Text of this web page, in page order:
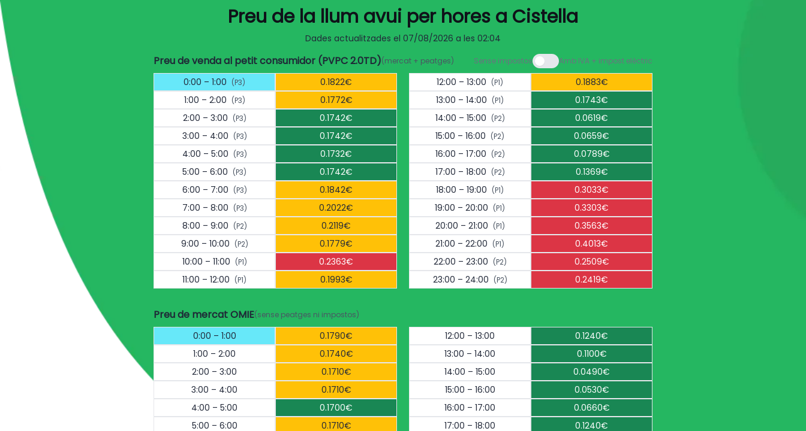
Preu de la llum avui per hores a Cistella
Dades actualitzades el 07/08/2026 a les 02:04
Preu de venda al petit consumidor (PVPC 2.0TD)(mercat + peatges) Sense impostos Amb IVA + impost elèctric
0:00 – 1:00 (P3)
0.1822€
1:00 – 2:00 (P3)
0.1772€
2:00 – 3:00 (P3)
0.1742€
3:00 – 4:00 (P3)
0.1742€
4:00 – 5:00 (P3)
0.1732€
5:00 – 6:00 (P3)
0.1742€
6:00 – 7:00 (P3)
0.1842€
7:00 – 8:00 (P3)
0.2022€
8:00 – 9:00 (P2)
0.2119€
9:00 – 10:00 (P2)
0.1779€
10:00 – 11:00 (P1)
0.2363€
11:00 – 12:00 (P1) 0.1993€
12:00 – 13:00 (P1)
0.1883€
13:00 – 14:00 (P1)
0.1743€
14:00 – 15:00 (P2)
0.0619€
15:00 – 16:00 (P2)
0.0659€
16:00 – 17:00 (P2)
0.0789€
17:00 – 18:00 (P2)
0.1369€
18:00 – 19:00 (P1)
0.3033€
19:00 – 20:00 (P1)
0.3303€
20:00 – 21:00 (P1)
0.3563€
21:00 – 22:00 (P1)
0.4013€
22:00 – 23:00 (P2)
0.2509€
23:00 – 24:00 (P2) 0.2419€
Preu de mercat OMIE(sense peatges ni impostos)
0:00 – 1:00
0.1790€
1:00 – 2:00
0.1740€
2:00 – 3:00
0.1710€
3:00 – 4:00
0.1710€
4:00 – 5:00
0.1700€
5:00 – 6:00
0.1710€
12:00 – 13:00
0.1240€
13:00 – 14:00
0.1100€
14:00 – 15:00
0.0490€
15:00 – 16:00
0.0530€
16:00 – 17:00
0.0660€
17:00 – 18:00
0.1240€